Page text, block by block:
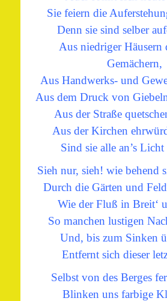
Sie feiern die
Denn sie sind selber
Aus niedriger Häusern
Gemächern,
Aus Handwerks- und
Aus dem Druck von
Aus der Straße
Aus der Kirchen
Sind sie alle an’s Licht
Sieh nur, sieh! wie behend
Durch die Gärten und
Wie der Fluß in Breit‘
So manchen lustigen
Und, bis zum Sinken
Entfernt sich dieser
Selbst von des Berges
Blinken uns farbige